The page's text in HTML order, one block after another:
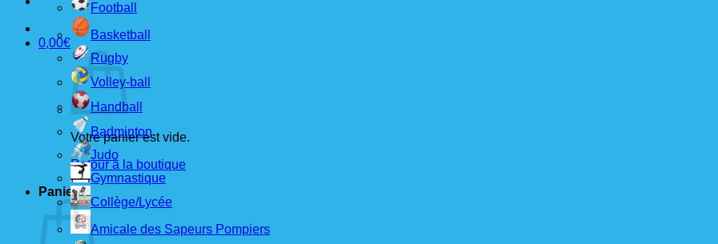
0,00€
Votre panier est vide.
Retour à la boutique
Panier
Football
Basketball
Rugby
Volley-ball
Handball
Badminton
Judo
Gymnastique
Collège/Lycée
Amicale des Sapeurs Pompiers